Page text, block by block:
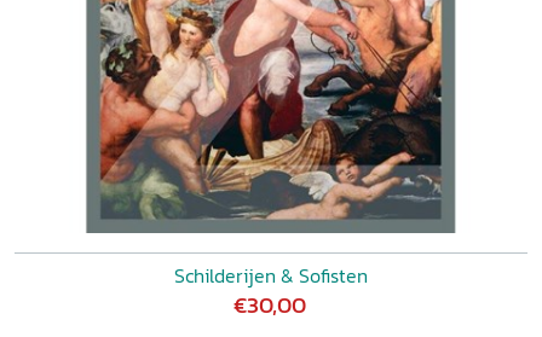
Schilderijen & Sofisten
€30,00